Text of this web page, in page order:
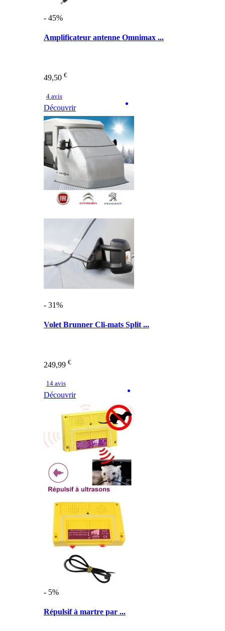
- 45%
Amplificateur antenne Omnimax ...
49,50 €
4 avis
Découvrir
- 31%
Volet Brunner Cli-mats Split ...
249,99 €
14 avis
Découvrir
- 5%
Répulsif à martre par ...